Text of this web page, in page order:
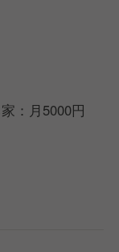
：月5000円